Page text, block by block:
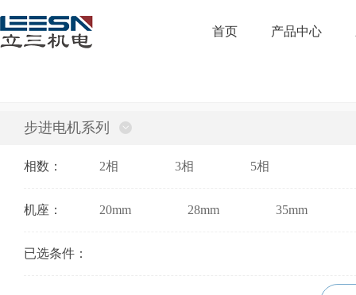
首页 产品中心
步进电机系列
相数 ： 2相 3相 5相
机座 ： 20mm 28mm 35mm
已选条件 ：